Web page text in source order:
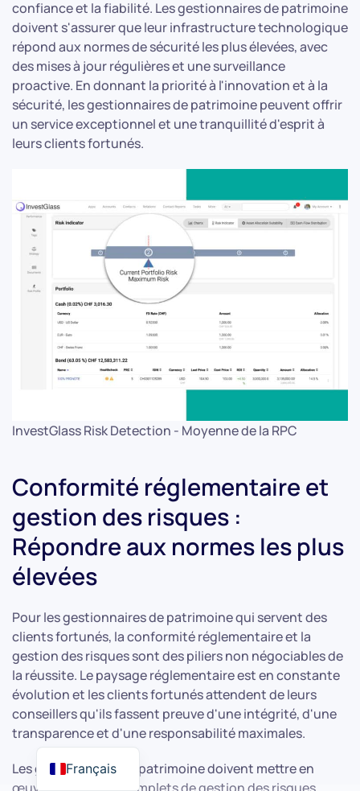
confiance et la fiabilité. Les gestionnaires de patrimoine
doivent s'assurer que leur infrastructure technologique
répond aux normes de sécurité les plus élevées, avec
des mises à jour régulières et une surveillance
proactive. En donnant la priorité à l'innovation et à la
sécurité, les gestionnaires de patrimoine peuvent offrir
un service exceptionnel et une tranquillité d'esprit à
leurs clients fortunés.
InvestGlass Risk Detection - Moyenne de la RPC
Conformité réglementaire et
gestion des risques :
Répondre aux normes les plus
élevées
Pour les gestionnaires de patrimoine qui servent des
clients fortunés, la conformité réglementaire et la
gestion des risques sont des piliers non négociables de
la réussite. Le paysage réglementaire est en constante
évolution et les clients fortunés attendent de leurs
conseillers qu'ils fassent preuve d'une intégrité, d'une
transparence et d'une responsabilité maximales.
Les gestionnaires de patrimoine doivent mettre en
Français